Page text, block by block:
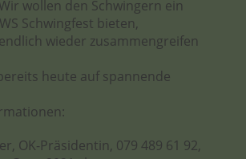
wollen den Schwingern ein
Schwingfest bieten,
wieder zusammengreifen
heute auf spannende
OK-Präsidentin, 079 489 61 92,